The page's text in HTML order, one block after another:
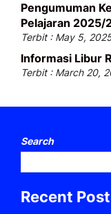
Pengumuman
Pelajaran 2025/
Terbit : May 5,
Informasi Libur
Terbit : March 20,
Search
Recent